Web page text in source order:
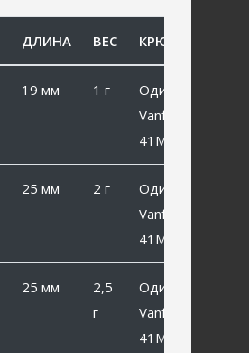
ДЛИНА ВЕС КРЮЧОК
19 мм 1 г
Одинарный
Vanfook SP-
41MB #10
25 мм 2 г
Одинарный
Vanfook SP-
41MB #8
25 мм
2,5
г
Одинарный
Vanfook SP-
41MB #8